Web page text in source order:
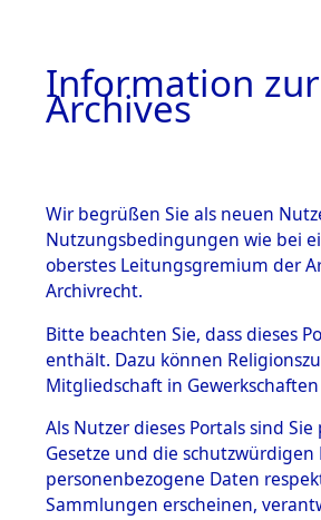
BESTÄNDE
1.
mente
5. Verschiedenes
5.3
Todesmärsche
Information
Archives
Wir begrüßen Sie als neuen
Nutzungsbedingungen wie bei
oberstes Leitungsgremium der
Archivrecht.
Bitte beachten Sie, dass dieses
enthält. Dazu können
Mitgliedschaft in
Als Nutzer dieses Portals sind
Gesetze und die
personenbezogene Daten
Sammlungen erscheinen,